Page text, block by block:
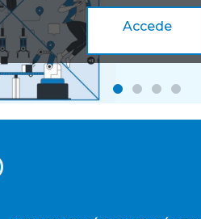
Accede